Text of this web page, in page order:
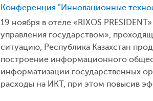
Конференция "Инновационные
19 ноября в отеле «RIXOS
управления государством»,
ситуацию, Республика Казахстан
построение информационного
информатизации государственных
расходы на ИКТ, при этом повысив